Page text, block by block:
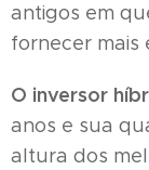
antigos em
fornecer mais
O inversor
anos e sua
altura dos